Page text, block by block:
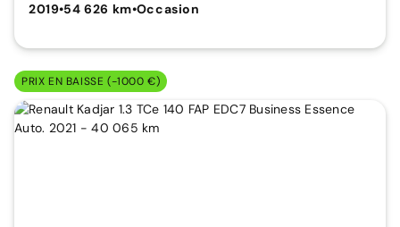
2019•54 626 km•Occasion
PRIX EN BAISSE (-1000 €)